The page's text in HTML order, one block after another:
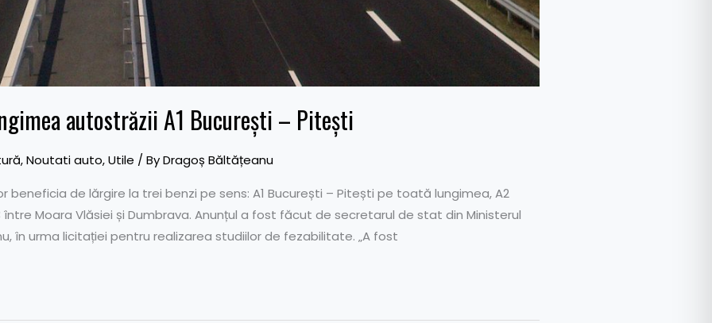
autostrăzii A1 București – Pitești
,Noutati auto,Utile / ByDragoș Băltățeanu
beneficia de lărgire la trei benzi pe sens: A1 București – Pitești pe toată lungimea, A2
între Moara Vlăsiei și Dumbrava. Anunțul a fost făcut de secretarul de stat din Ministerul
în urma licitației pentru realizarea studiilor de fezabilitate. „A fost